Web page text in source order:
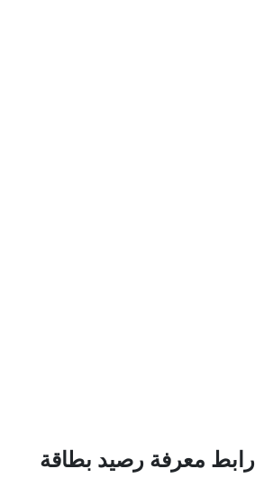
رابط معرفة رصيد بطاقة